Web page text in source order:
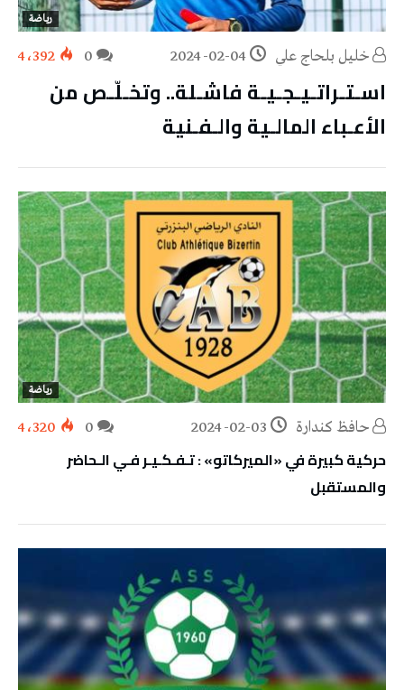
رياضة
خليل‭ ‬بلحاج‭ ‬علي 2024-02-04 4٬392
اسـتـراتـيـجـيـة فاشـلة.. وتخـلّـص من
الأعـباء المالـية والـفـنية
رياضة
حافظ كندارة 2024-02-03 4٬320
حركية كبيرة في «الميركاتو» : تـفـكـيـر فـي الـحاضر
والمستقبل